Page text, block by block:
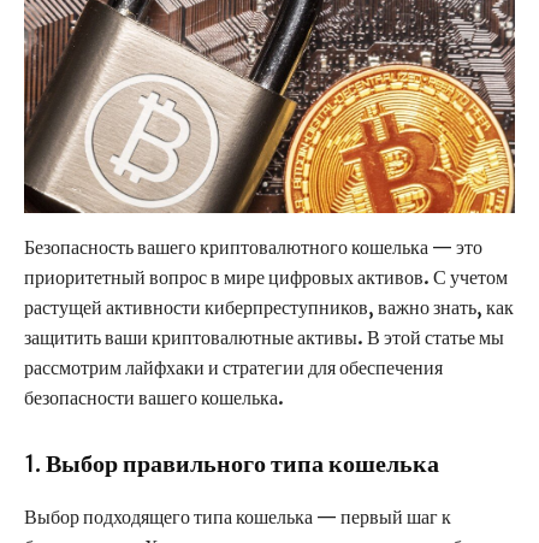
Безопасность вашего криптовалютного кошелька — это
приоритетный вопрос в мире цифровых активов. С учетом
растущей активности киберпреступников, важно знать, как
защитить ваши криптовалютные активы. В этой статье мы
рассмотрим лайфхаки и стратегии для обеспечения
безопасности вашего кошелька.
1. Выбор правильного типа кошелька
Выбор подходящего типа кошелька — первый шаг к